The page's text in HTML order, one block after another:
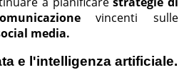
vincenti sulle
media.
e l'intelligenza artificiale.